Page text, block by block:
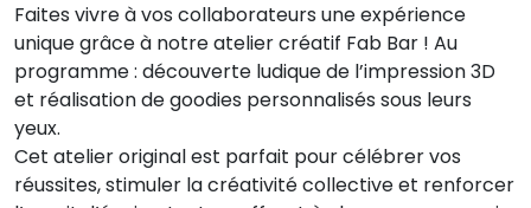
Faites vivre à vos collaborateurs une expérience
unique grâce à notre atelier créatif Fab Bar ! Au
programme : découverte ludique de l’impression 3D
et réalisation de goodies personnalisés sous leurs
yeux.
Cet atelier original est parfait pour célébrer vos
réussites, stimuler la créativité collective et renforcer